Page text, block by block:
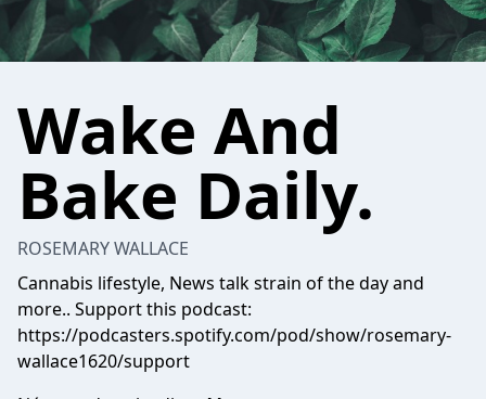
Wake And
Bake Daily.
ROSEMARY WALLACE
Cannabis lifestyle, News talk strain of the day and
more.. Support this podcast:
https://podcasters.spotify.com/pod/show/rosemary-
wallace1620/support